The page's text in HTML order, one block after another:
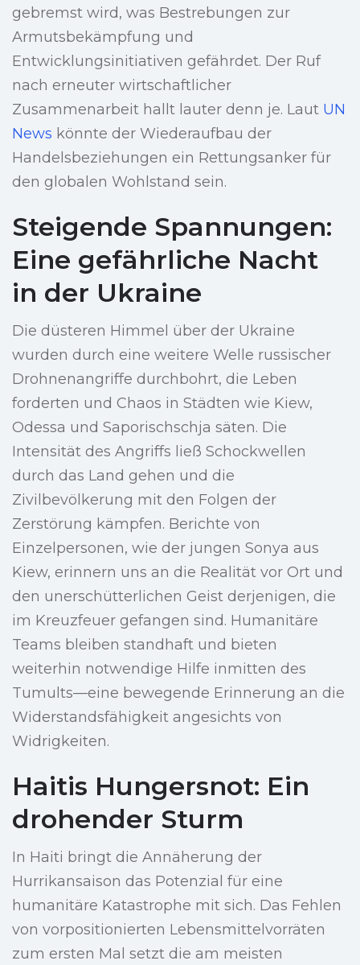
gebremst wird, was Bestrebungen zur
Armutsbekämpfung und
Entwicklungsinitiativen gefährdet. Der Ruf
nach erneuter wirtschaftlicher
Zusammenarbeit hallt lauter denn je. Laut UN
News könnte der Wiederaufbau der
Handelsbeziehungen ein Rettungsanker für
den globalen Wohlstand sein.
Steigende Spannungen:
Eine gefährliche Nacht
in der Ukraine
Die düsteren Himmel über der Ukraine
wurden durch eine weitere Welle russischer
Drohnenangriffe durchbohrt, die Leben
forderten und Chaos in Städten wie Kiew,
Odessa und Saporischschja säten. Die
Intensität des Angriffs ließ Schockwellen
durch das Land gehen und die
Zivilbevölkerung mit den Folgen der
Zerstörung kämpfen. Berichte von
Einzelpersonen, wie der jungen Sonya aus
Kiew, erinnern uns an die Realität vor Ort und
den unerschütterlichen Geist derjenigen, die
im Kreuzfeuer gefangen sind. Humanitäre
Teams bleiben standhaft und bieten
weiterhin notwendige Hilfe inmitten des
Tumults—eine bewegende Erinnerung an die
Widerstandsfähigkeit angesichts von
Widrigkeiten.
Haitis Hungersnot: Ein
drohender Sturm
In Haiti bringt die Annäherung der
Hurrikansaison das Potenzial für eine
humanitäre Katastrophe mit sich. Das Fehlen
von vorpositionierten Lebensmittelvorräten
zum ersten Mal setzt die am meisten